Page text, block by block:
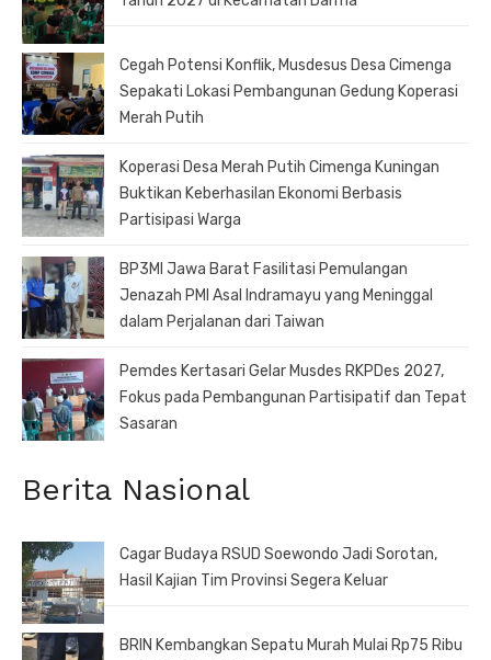
Cegah Potensi Konflik, Musdesus Desa Cimenga
Sepakati Lokasi Pembangunan Gedung Koperasi
Merah Putih
Koperasi Desa Merah Putih Cimenga Kuningan
Buktikan Keberhasilan Ekonomi Berbasis
Partisipasi Warga
BP3MI Jawa Barat Fasilitasi Pemulangan
Jenazah PMI Asal Indramayu yang Meninggal
dalam Perjalanan dari Taiwan
Pemdes Kertasari Gelar Musdes RKPDes 2027,
Fokus pada Pembangunan Partisipatif dan Tepat
Sasaran
Berita Nasional
Cagar Budaya RSUD Soewondo Jadi Sorotan,
Hasil Kajian Tim Provinsi Segera Keluar
BRIN Kembangkan Sepatu Murah Mulai Rp75 Ribu